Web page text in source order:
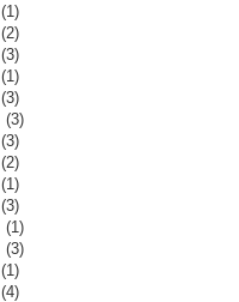
(1)
(2)
(3)
(1)
(3)
(3)
(3)
(2)
(1)
(3)
(1)
(3)
(1)
(4)